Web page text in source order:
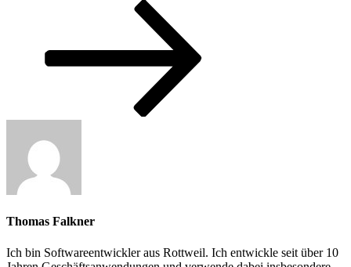
Thomas Falkner
Ich bin Softwareentwickler aus Rottweil. Ich entwickle seit über 10